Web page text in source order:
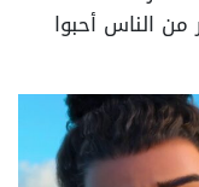
الناس أحبوا